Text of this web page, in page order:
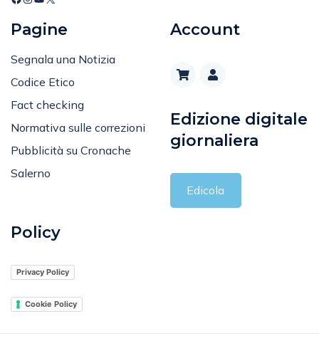
Pagine
Segnala una Notizia
Codice Etico
Fact checking
Normativa sulle correzioni
Pubblicità su Cronache
Salerno
Account
Edizione digitale
giornaliera
Edicola
Policy
Privacy Policy
Cookie Policy